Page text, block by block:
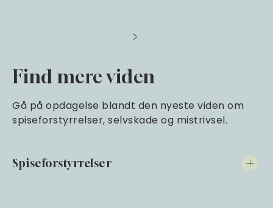
Find mere viden
Gå på opdagelse blandt den nyeste viden om
spiseforstyrrelser, selvskade og mistrivsel.
Spiseforstyrrelser